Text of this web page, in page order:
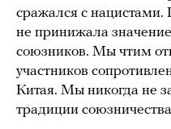
сражался с нацистами.
не принижала
союзников. Мы чтим
участников
Китая. Мы никогда не
традиции